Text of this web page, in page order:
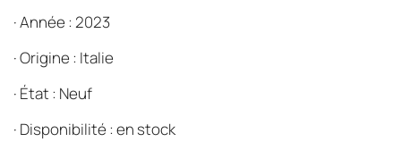
·Année : 2023
·Origine : Italie
· État : Neuf
· Disponibilité : en stock